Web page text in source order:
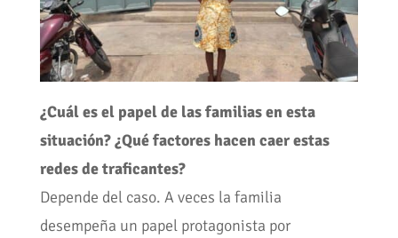
¿Cuál es el papel de las familias en esta
situación? ¿Qué factores hacen caer estas
redes de traficantes?
Depende del caso. A veces la familia
desempeña un papel protagonista por